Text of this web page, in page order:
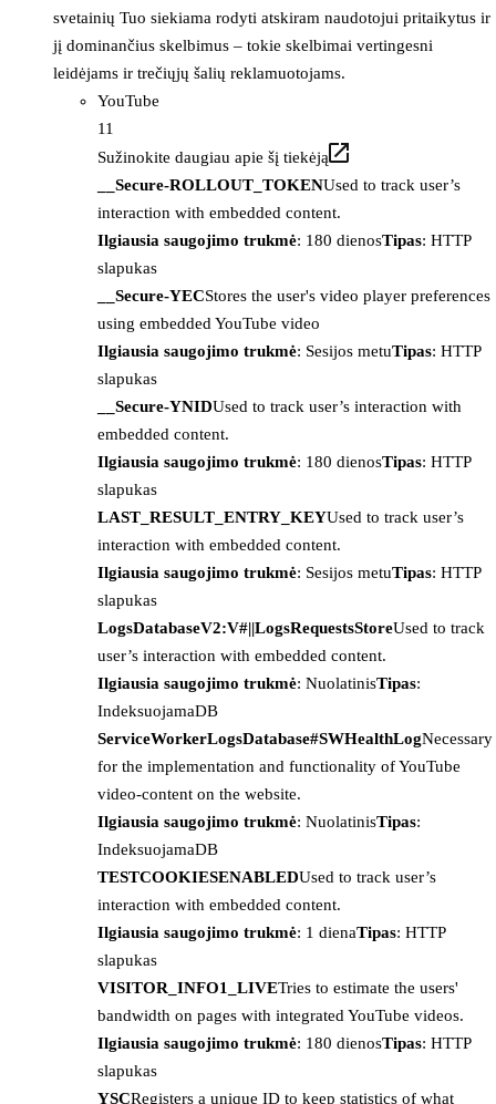
svetainių Tuo siekiama rodyti atskiram naudotojui pritaikytus ir
jį dominančius skelbimus – tokie skelbimai vertingesni
leidėjams ir trečiųjų šalių reklamuotojams.
YouTube
11
Sužinokite daugiau apie šį tiekėją
__Secure-ROLLOUT_TOKENUsed to track user’s
interaction with embedded content.
Ilgiausia saugojimo trukmė: 180 dienosTipas: HTTP
slapukas
__Secure-YECStores the user's video player preferences
using embedded YouTube video
Ilgiausia saugojimo trukmė: Sesijos metuTipas: HTTP
slapukas
__Secure-YNIDUsed to track user’s interaction with
embedded content.
Ilgiausia saugojimo trukmė: 180 dienosTipas: HTTP
slapukas
LAST_RESULT_ENTRY_KEYUsed to track user’s
interaction with embedded content.
Ilgiausia saugojimo trukmė: Sesijos metuTipas: HTTP
slapukas
LogsDatabaseV2:V#||LogsRequestsStoreUsed to track
user’s interaction with embedded content.
Ilgiausia saugojimo trukmė: NuolatinisTipas:
IndeksuojamaDB
ServiceWorkerLogsDatabase#SWHealthLogNecessary
for the implementation and functionality of YouTube
video-content on the website.
Ilgiausia saugojimo trukmė: NuolatinisTipas:
IndeksuojamaDB
TESTCOOKIESENABLEDUsed to track user’s
interaction with embedded content.
Ilgiausia saugojimo trukmė: 1 dienaTipas: HTTP
slapukas
VISITOR_INFO1_LIVETries to estimate the users'
bandwidth on pages with integrated YouTube videos.
Ilgiausia saugojimo trukmė: 180 dienosTipas: HTTP
slapukas
YSCRegisters a unique ID to keep statistics of what